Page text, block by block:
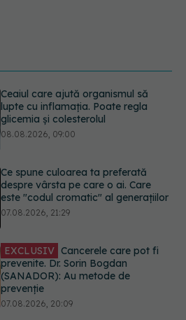
Ce spune culoarea ta preferată
despre vârsta pe care o ai. Care
este "codul cromatic" al generațiilor
EXCLUSIV Cancerele care pot fi
prevenite. Dr. Sorin Bogdan
(SANADOR): Au metode de
Testul din deget care ar putea
indica riscul pentru 8 boli majore
07.08.2026, 18:34